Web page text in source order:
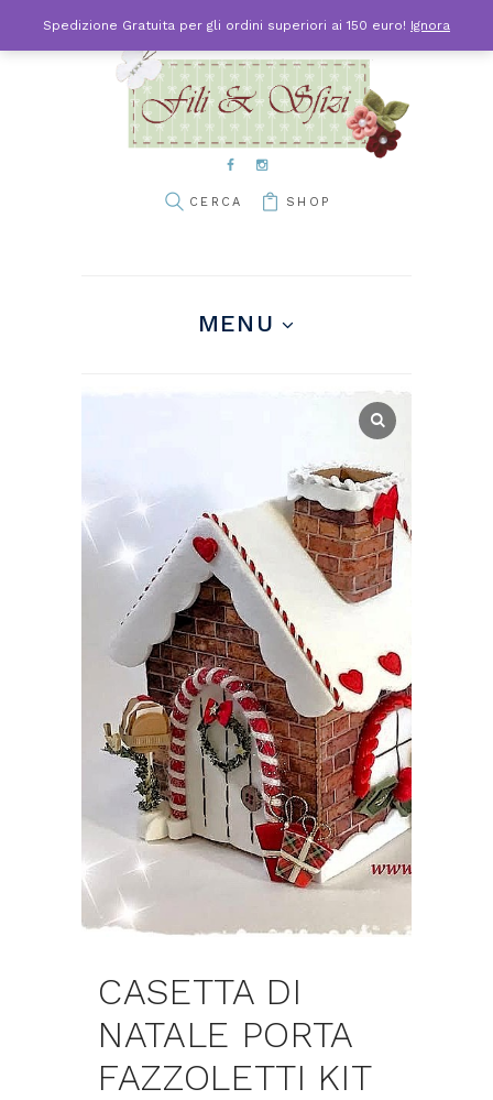
SHOP
MENU
CASETTA DI
NATALE PORTA
FAZZOLETTI KIT
Spedizione Gratuita per gli ordini superiori ai 150 euro! Ignora